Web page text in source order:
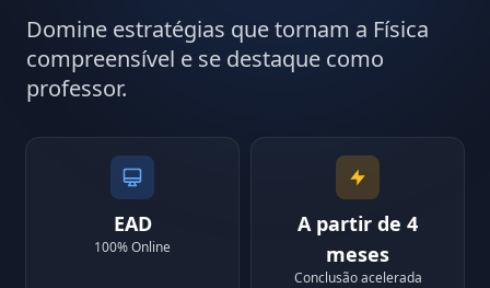
Domine estratégias que tornam a Física
compreensível e se destaque como
professor.
EAD
100% Online
A partir de 4
meses
Conclusão acelerada